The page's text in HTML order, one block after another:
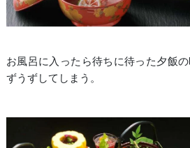
お風呂に入ったら待ちに待った夕飯
ずうずしてしまう。